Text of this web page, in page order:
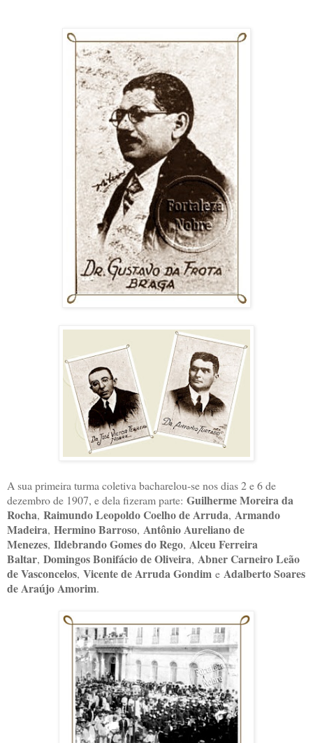
A sua primeira turma coletiva bacharelou-se nos dias 2 e 6 de
dezembro de 1907, e dela fizeram parte: Guilherme Moreira da
Rocha, Raimundo Leopoldo Coelho de Arruda, Armando
Madeira, Hermino Barroso, Antônio Aureliano de
Menezes, Ildebrando Gomes do Rego, Alceu Ferreira
Baltar, Domingos Bonifácio de Oliveira, Abner Carneiro Leão
de Vasconcelos, Vicente de Arruda Gondim e Adalberto Soares
de Araújo Amorim.